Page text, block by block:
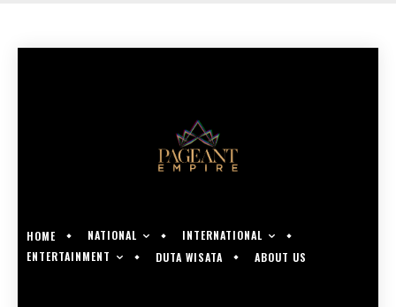
HOME NATIONAL
INTERNATIONAL
ENTERTAINMENT
DUTA WISATA ABOUT US